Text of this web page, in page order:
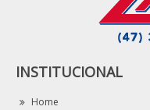
INSTITUCIONAL
Home